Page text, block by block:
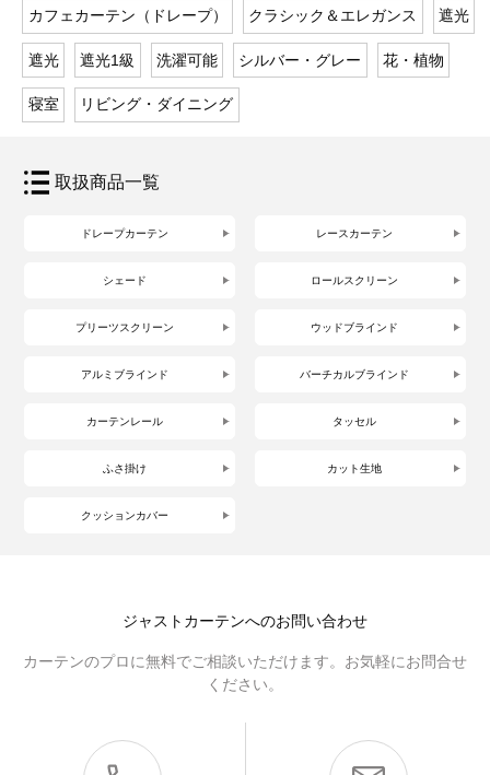
カフェカーテン（ドレープ）
クラシック＆エレガンス 遮光
遮光 遮光1級 洗濯可能 シルバー・グレー 花・植物
寝室 リビング・ダイニング
取扱商品一覧
ドレープカーテン レースカーテン
シェード ロールスクリーン
プリーツスクリーン ウッドブラインド
アルミブラインド バーチカルブラインド
カーテンレール タッセル
ふさ掛け カット生地
クッションカバー
ジャストカーテンへのお問い合わせ
カーテンのプロに無料でご相談いただけます。お気軽にお問合せ
ください。